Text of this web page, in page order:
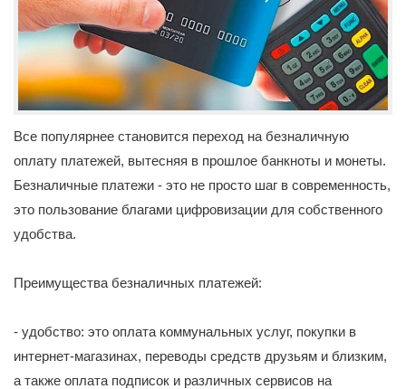
Все популярнее становится переход на безналичную
оплату платежей, вытесняя в прошлое банкноты и монеты.
Безналичные платежи - это не просто шаг в современность,
это пользование благами цифровизации для собственного
удобства.
Преимущества безналичных платежей:
- удобство: это оплата коммунальных услуг, покупки в
интернет-магазинах, переводы средств друзьям и близким,
а также оплата подписок и различных сервисов на